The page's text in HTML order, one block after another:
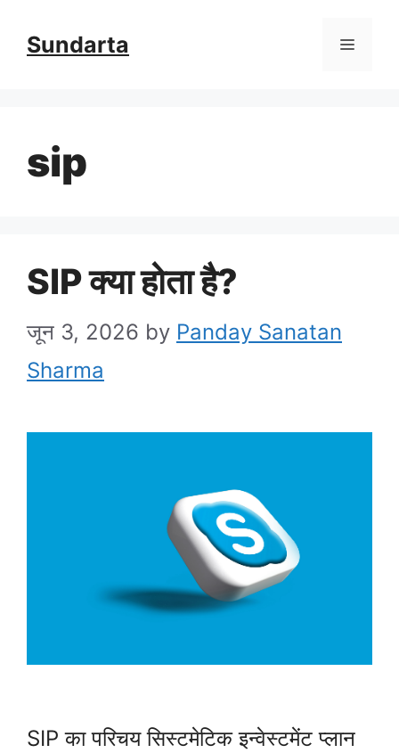
Sundarta Menu
sip
SIP क्या होता है?
जून 3, 2026 by Panday Sanatan
Sharma
SIP का परिचय सिस्टमेटिक इन्वेस्टमेंट प्लान